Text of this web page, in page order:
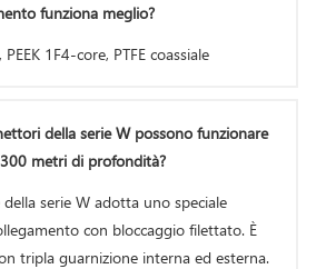
funziona meglio?
1F4-core, PTFE coassiale
della serie W possono funzionare
metri di profondità?
serie W adotta uno speciale
con bloccaggio filettato. È
tripla guarnizione interna ed esterna.